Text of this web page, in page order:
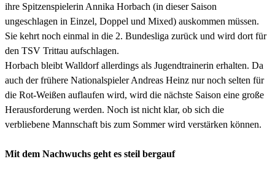
ihre Spitzenspielerin Annika Horbach (in dieser Saison
ungeschlagen in Einzel, Doppel und Mixed) auskommen müssen.
Sie kehrt noch einmal in die 2. Bundesliga zurück und wird dort für
den TSV Trittau aufschlagen.
Horbach bleibt Walldorf allerdings als Jugendtrainerin erhalten. Da
auch der frühere Nationalspieler Andreas Heinz nur noch selten für
die Rot-Weißen auflaufen wird, wird die nächste Saison eine große
Herausforderung werden. Noch ist nicht klar, ob sich die
verbliebene Mannschaft bis zum Sommer wird verstärken können.
Mit dem Nachwuchs geht es steil bergauf